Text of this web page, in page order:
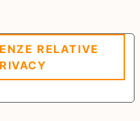
RELATIVE